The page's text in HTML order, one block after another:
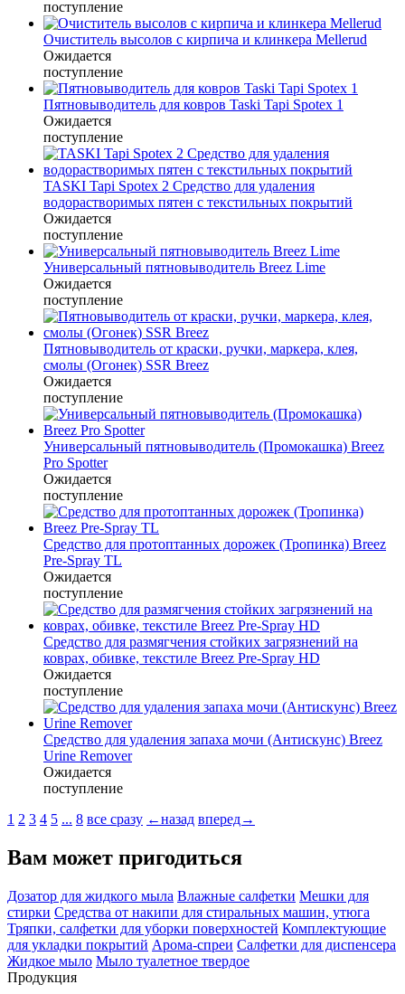
поступление
Очиститель высолов с кирпича и клинкера Mellerud
Ожидается
поступление
Пятновыводитель для ковров Taski Tapi Spotex 1
Ожидается
поступление
TASKI Tapi Spotex 2 Средство для удаления
водорастворимых пятен с текстильных покрытий
Ожидается
поступление
Универсальный пятновыводитель Breez Lime
Ожидается
поступление
Пятновыводитель от краски, ручки, маркера, клея,
смолы (Огонек) SSR Breez
Ожидается
поступление
Универсальный пятновыводитель (Промокашка) Breez
Pro Spotter
Ожидается
поступление
Средство для протоптанных дорожек (Тропинка) Breez
Pre-Spray TL
Ожидается
поступление
Средство для размягчения стойких загрязнений на
коврах, обивке, текстиле Breez Pre-Spray HD
Ожидается
поступление
Средство для удаления запаха мочи (Антискунс) Breez
Urine Remover
Ожидается
поступление
1 2 3 4 5 ... 8 все сразу ←назад вперед→
Вам может пригодиться
Дозатор для жидкого мыла Влажные салфетки Мешки для
стирки Средства от накипи для стиральных машин, утюга
Тряпки, салфетки для уборки поверхностей Комплектующие
для укладки покрытий Арома-спреи Салфетки для диспенсера
Жидкое мыло Мыло туалетное твердое
Продукция